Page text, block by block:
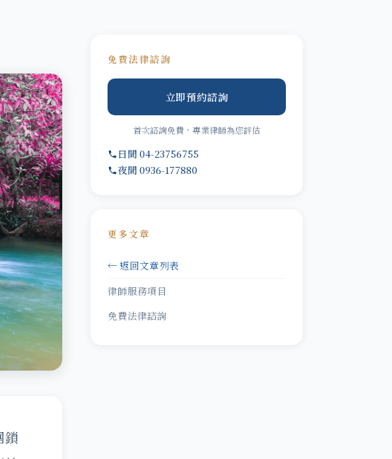
鎖
免費法律諮詢
立即預約諮詢
首次諮詢免費，專業律師為您評估
日間 04-23756755
夜間 0936-177880
更多文章
← 返回文章列表
律師服務項目
免費法律諮詢